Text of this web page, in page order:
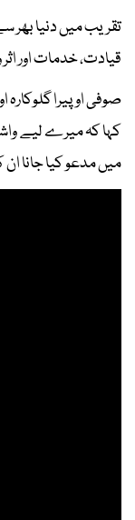
قیادت، خدمات اور
صوفی اوپیرا گلوکارہ
کہا کہ میرے لیے
میں مدعو کیا جانا